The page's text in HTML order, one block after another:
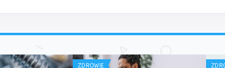
ZDROWIE